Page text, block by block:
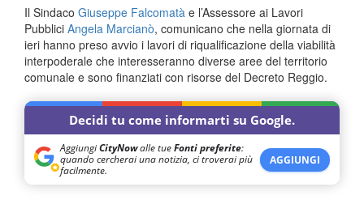
Il Sindaco Giuseppe Falcomatà e l’Assessore ai Lavori
Pubblici Angela Marcianò, comunicano che nella giornata di
ieri hanno preso avvio i lavori di riqualificazione della viabilità
interpoderale che interesseranno diverse aree del territorio
comunale e sono finanziati con risorse del Decreto Reggio.
Decidi tu come informarti su Google.
AggiungiCityNowalle tueFonti preferite:
quando cercherai una notizia, ci troverai più
facilmente.
AGGIUNGI